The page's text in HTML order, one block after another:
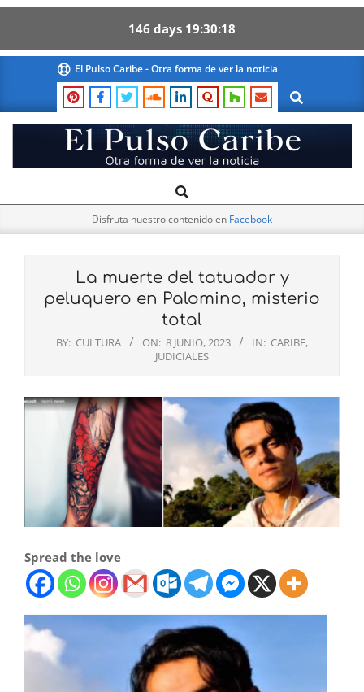
146 days 19 30 18
content
El Pulso Caribe - Otra forma de ver la noticia
Search
El
Pulso
Navigation
Search
Disfruta nuestro contenido en Facebook
La muerte del tatuador y
peluquero en Palomino, misterio
total
BY: CULTURA ON: 8 JUNIO, 2023 IN: CARIBE,
JUDICIALES
Spread the love